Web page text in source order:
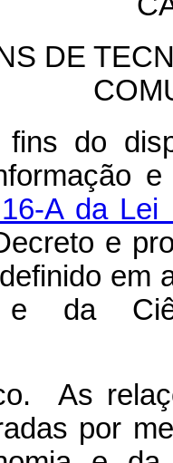
DE
do
A da Lei
e
em
da
As
por